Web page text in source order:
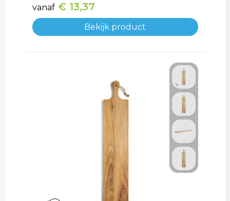
vanaf € 13,37
Bekijk product